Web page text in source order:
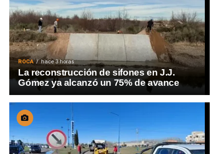
ROCA hace 3 horas
La reconstrucción de sifones en J.J.
Gómez ya alcanzó un 75% de avance